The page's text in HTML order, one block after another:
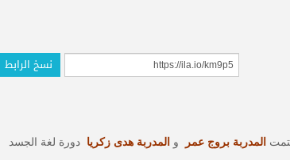
نسخ الرابط
المدربة بروج عمر و المدربة هدى زكريا دورة لغة الجسد